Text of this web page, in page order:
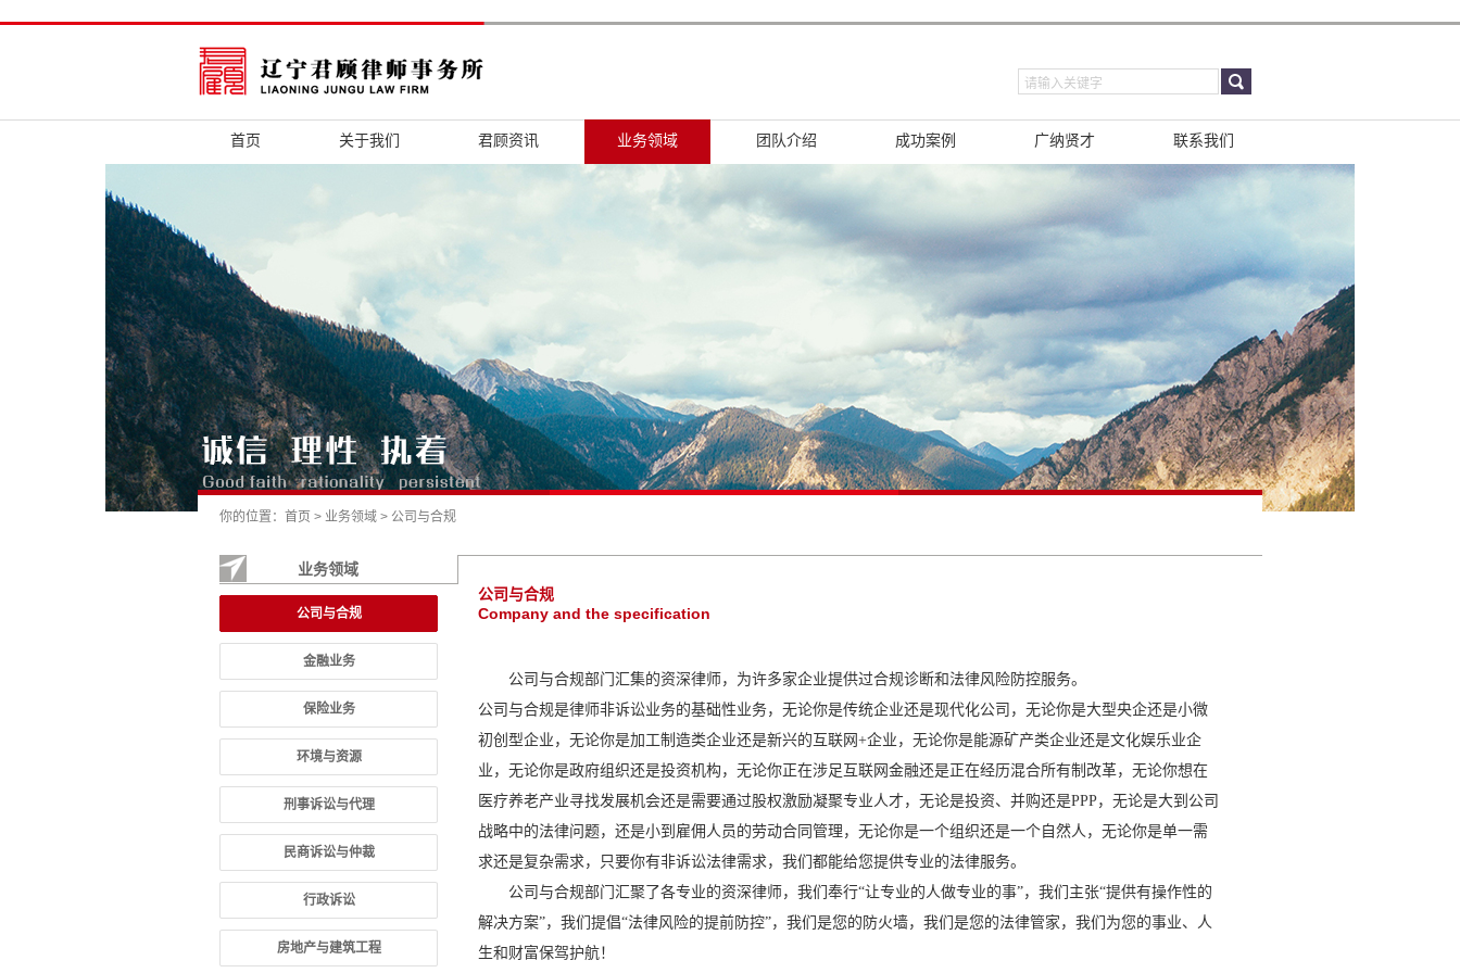
首页 关于我们 君顾资讯 业务领域 团队介绍 成功案例 广纳贤才 联系我们
你的位置： 首页 > 业务领域 > 公司与合规
业务领域
公司与合规
金融业务
保险业务
环境与资源
刑事诉讼与代理
民商诉讼与仲裁
行政诉讼
房地产与建筑工程
公司与合规
Company and the specification
公司与合规部门汇集的资深律师，为许多家企业提供过合规诊断和法律风险防控服务。
公司与合规是律师非诉讼业务的基础性业务，无论你是传统企业还是现代化公司，无论你是大型央企还是小微
初创型企业，无论你是加工制造类企业还是新兴的互联网+企业，无论你是能源矿产类企业还是文化娱乐业企
业，无论你是政府组织还是投资机构，无论你正在涉足互联网金融还是正在经历混合所有制改革，无论你想在
医疗养老产业寻找发展机会还是需要通过股权激励凝聚专业人才，无论是投资、并购还是PPP，无论是大到公司
战略中的法律问题，还是小到雇佣人员的劳动合同管理，无论你是一个组织还是一个自然人，无论你是单一需
求还是复杂需求，只要你有非诉讼法律需求，我们都能给您提供专业的法律服务。
公司与合规部门汇聚了各专业的资深律师，我们奉行“让专业的人做专业的事”，我们主张“提供有操作性的
解决方案”，我们提倡“法律风险的提前防控”，我们是您的防火墙，我们是您的法律管家，我们为您的事业、人
生和财富保驾护航！